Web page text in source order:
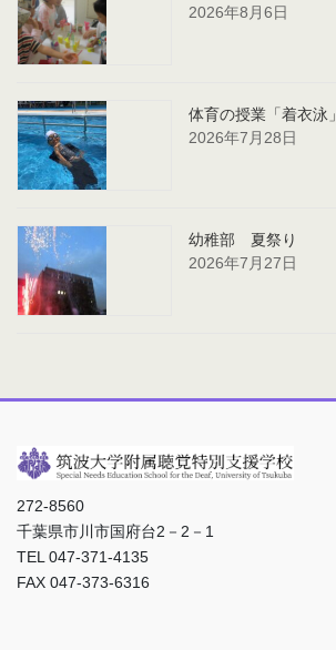
2026年8月6日
体育の授業「着衣泳」
2026年7月28日
幼稚部 夏祭り
2026年7月27日
272-8560
千葉県市川市国府台2－2－1
TEL 047-371-4135
FAX 047-373-6316